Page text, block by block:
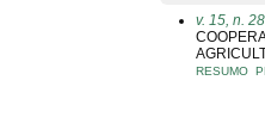
v. 15, n.
RESUMO